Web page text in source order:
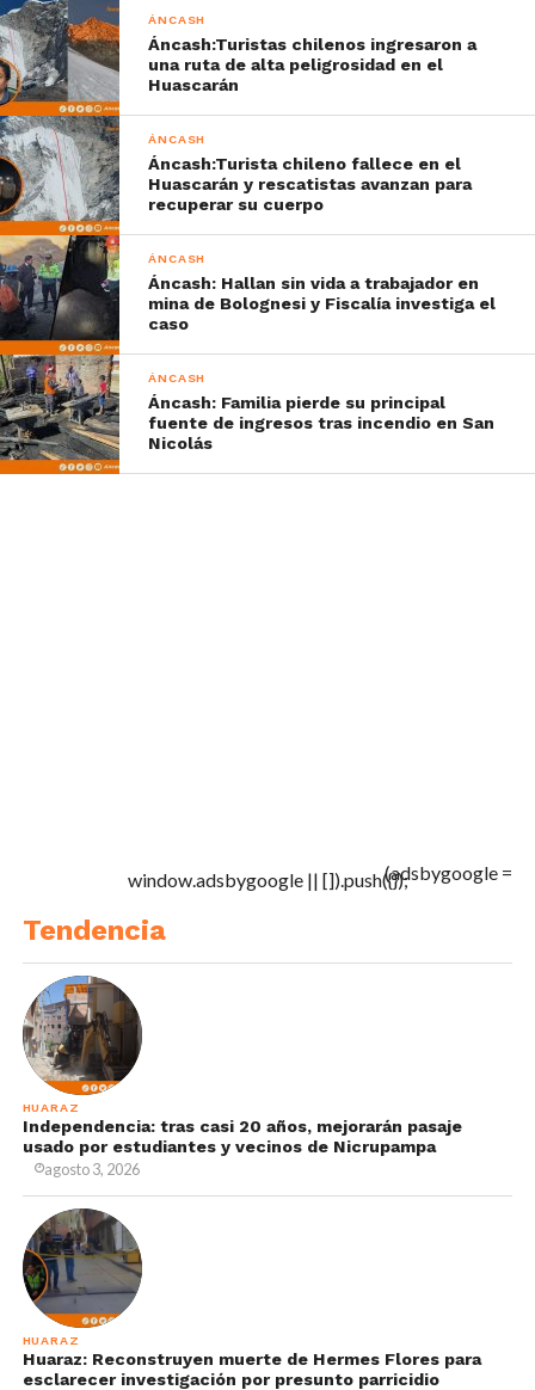
ÁNCASH
Áncash:Turistas chilenos ingresaron a
una ruta de alta peligrosidad en el
Huascarán
ÁNCASH
Áncash:Turista chileno fallece en el
Huascarán y rescatistas avanzan para
recuperar su cuerpo
ÁNCASH
Áncash: Hallan sin vida a trabajador en
mina de Bolognesi y Fiscalía investiga el
caso
ÁNCASH
Áncash: Familia pierde su principal
fuente de ingresos tras incendio en San
Nicolás
(adsbygoogle =
window.adsbygoogle || []).push({});
Tendencia
HUARAZ
Independencia: tras casi 20 años, mejorarán pasaje
usado por estudiantes y vecinos de Nicrupampa
agosto 3, 2026
HUARAZ
Huaraz: Reconstruyen muerte de Hermes Flores para
esclarecer investigación por presunto parricidio